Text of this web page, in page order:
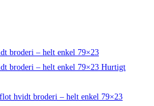
Hurtigt